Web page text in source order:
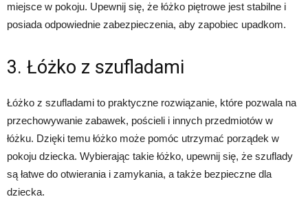
miejsce w pokoju. Upewnij się, że łóżko piętrowe jest stabilne i
posiada odpowiednie zabezpieczenia, aby zapobiec upadkom.
3. Łóżko z szufladami
Łóżko z szufladami to praktyczne rozwiązanie, które pozwala na
przechowywanie zabawek, pościeli i innych przedmiotów w
łóżku. Dzięki temu łóżko może pomóc utrzymać porządek w
pokoju dziecka. Wybierając takie łóżko, upewnij się, że szuflady
są łatwe do otwierania i zamykania, a także bezpieczne dla
dziecka.